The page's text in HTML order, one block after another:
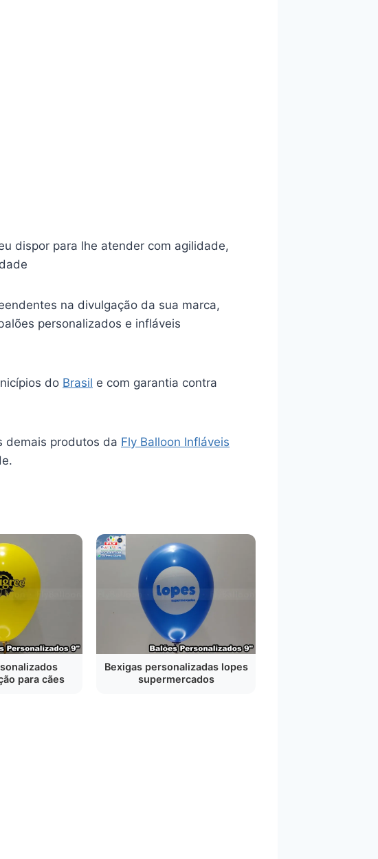
dispor para lhe atender com agilidade,
na divulgação da sua marca,
personalizados e infláveis
do Brasil e com garantia contra
demais produtos da Fly Balloon Infláveis
para cães
Bexigas personalizadas lopes
supermercados